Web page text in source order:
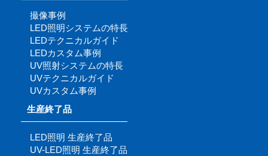
撮像事例
LED照明システムの特長
LEDテクニカルガイド
LEDカスタム事例
UV照射システムの特長
UVテクニカルガイド
UVカスタム事例
生産終了品
LED照明 生産終了品
UV-LED照明 生産終了品